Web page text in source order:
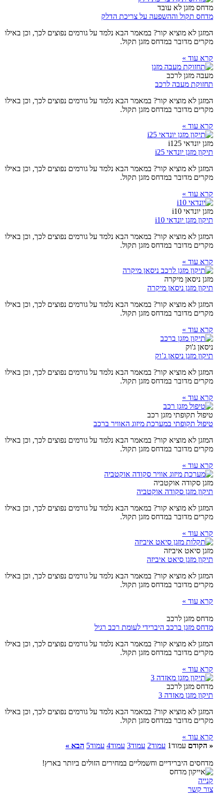
מדחס מזגן לא עובד
מדחס תקול וההשפעה על צריכת הדלק
המזגן לא מוציא קור? במאמר הבא נלמד על גורמים נפוצים לכך, וכן באילו
מקרים מדובר במדחס מזגן תקול.
קרא עוד »
מעבה מזגן לרכב
תחזוקת מעבה לרכב
המזגן לא מוציא קור? במאמר הבא נלמד על גורמים נפוצים לכך, וכן באילו
מקרים מדובר במדחס מזגן תקול.
קרא עוד »
מזגן יונדאי i125
תיקון מזגן יונדאי i25
המזגן לא מוציא קור? במאמר הבא נלמד על גורמים נפוצים לכך, וכן באילו
מקרים מדובר במדחס מזגן תקול.
קרא עוד »
מזגן יונדאי i10
תיקון מזגן יונדאי i10
המזגן לא מוציא קור? במאמר הבא נלמד על גורמים נפוצים לכך, וכן באילו
מקרים מדובר במדחס מזגן תקול.
קרא עוד »
מזגן ניסאן מיקרה
תיקון מזגן ניסאן מיקרה
המזגן לא מוציא קור? במאמר הבא נלמד על גורמים נפוצים לכך, וכן באילו
מקרים מדובר במדחס מזגן תקול.
קרא עוד »
ניסאן ג'וק
תיקון מזגן ניסאן ג’וק
המזגן לא מוציא קור? במאמר הבא נלמד על גורמים נפוצים לכך, וכן באילו
מקרים מדובר במדחס מזגן תקול.
קרא עוד »
טיפול תקופתי מזגן רכב
טיפול תקופתי במערכת מיזוג האוויר ברכב
המזגן לא מוציא קור? במאמר הבא נלמד על גורמים נפוצים לכך, וכן באילו
מקרים מדובר במדחס מזגן תקול.
קרא עוד »
מזגן סקודה אוקטביה
תיקון מזגן סקודה אוקטביה
המזגן לא מוציא קור? במאמר הבא נלמד על גורמים נפוצים לכך, וכן באילו
מקרים מדובר במדחס מזגן תקול.
קרא עוד »
מזגן סיאט איביזה
תיקון מזגן סיאט איביזה
המזגן לא מוציא קור? במאמר הבא נלמד על גורמים נפוצים לכך, וכן באילו
מקרים מדובר במדחס מזגן תקול.
קרא עוד »
מדחס מזגן לרכב
מדחס מזגן ברכב היברידי לעומת רכב רגיל
המזגן לא מוציא קור? במאמר הבא נלמד על גורמים נפוצים לכך, וכן באילו
מקרים מדובר במדחס מזגן תקול.
קרא עוד »
מדחס מזגן לרכב
תיקון מזגן מאזדה 3
המזגן לא מוציא קור? במאמר הבא נלמד על גורמים נפוצים לכך, וכן באילו
מקרים מדובר במדחס מזגן תקול.
קרא עוד »
« הקודם עמוד1 עמוד2 עמוד3 עמוד4 עמוד5 הבא »
מדחסים היברידיים וחשמליים במחירים הזולים ביותר בארץ!
קנייה
צור קשר